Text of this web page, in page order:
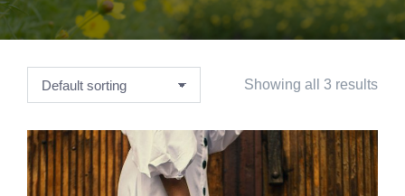
Showing all 3 results